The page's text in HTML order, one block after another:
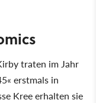
traten im Jahr
erstmals in
Kree erhalten sie